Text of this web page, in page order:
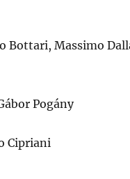
Bottari, Massimo
Pogány
Cipriani